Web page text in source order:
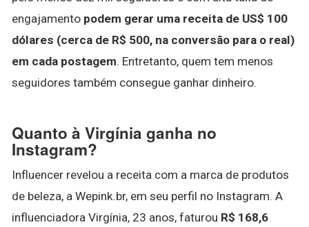
engajamento podem gerar uma receita de US$ 100
dólares (cerca de R$ 500, na conversão para o real)
em cada postagem. Entretanto, quem tem menos
seguidores também consegue ganhar dinheiro.
Quanto à Virgínia ganha no
Instagram?
Influencer revelou a receita com a marca de produtos
de beleza, a Wepink.br, em seu perfil no Instagram. A
influenciadora Virgínia, 23 anos, faturou R$ 168,6